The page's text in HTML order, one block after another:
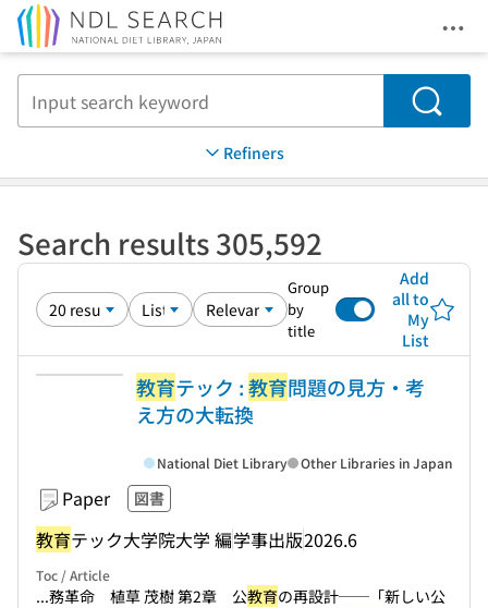
Search
Refiners
Search results 305,592
Group
by
title
Add
all to
My
List
教育テック :教育問題の見方・考
え方の大転換
Paper 図書
教育テック大学院大学 編学事出版2026.6
National Diet Library Other Libraries in Japan
Toc / Article
...務革命 植草 茂樹 第2章 公教育の再設計──「新しい公